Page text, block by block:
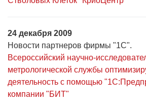
24 декабря 2009
Новости партнеров фирмы "1С".
Всероссийский научно-
метрологической службы
деятельность с помощью
компании "БИТ"